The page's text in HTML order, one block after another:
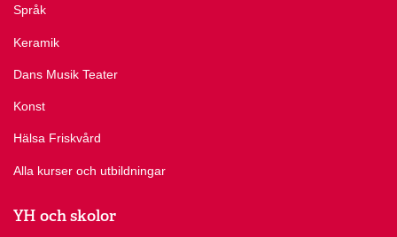
Språk
Keramik
Dans Musik Teater
Konst
Hälsa Friskvård
Alla kurser och utbildningar
YH och skolor